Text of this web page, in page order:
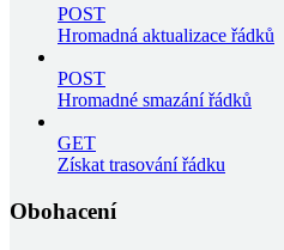
POST
Hromadná aktualizace řádků
POST
Hromadné smazání řádků
GET
Získat trasování řádku
Obohacení